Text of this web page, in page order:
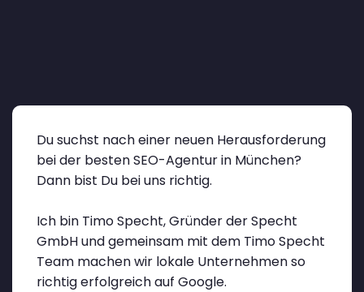
Du suchst nach einer neuen Herausforderung
bei der besten SEO-Agentur in München?
Dann bist Du bei uns richtig.
Ich bin Timo Specht, Gründer der Specht
GmbH und gemeinsam mit dem Timo Specht
Team machen wir lokale Unternehmen so
richtig erfolgreich auf Google.